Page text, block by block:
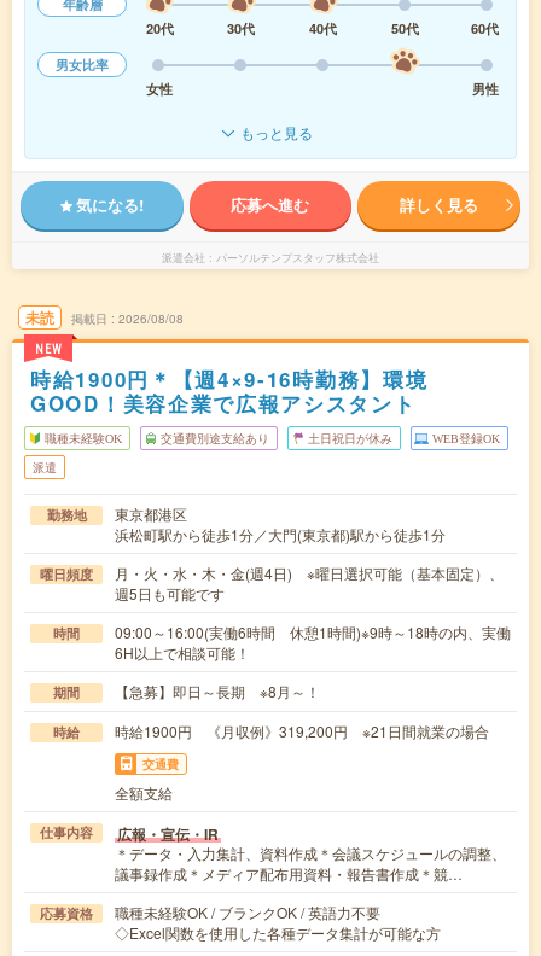
年齢層
20代
30代 40代 50代
60代
男女比率
女性
男性
もっと見る
気になる! 応募へ進む 詳しく見る
派遣会社 パーソルテンプスタッフ株式会社
未読
NEW
掲載日 2026/08/08
時給1900円＊【週4×9-16時勤務】環境
GOOD！美容企業で広報アシスタント
職種未経験OK 交通費別途支給あり 土日祝日が休み WEB登録OK
派遣
勤務地
東京都港区
浜松町駅から徒歩1分／大門(東京都)駅から徒歩1分
曜日頻度
月・火・水・木・金(週4日) ※曜日選択可能（基本固定）、
週5日も可能です
時間
09:00～16:00(実働6時間 休憩1時間)※9時～18時の内、実働
6H以上で相談可能！
期間 【急募】即日～長期 ※8月～！
時給 時給1900円 《月収例》319,200円 ※21日間就業の場合
交通費
全額支給
仕事内容 広報・宣伝・IR
＊データ・入力集計、資料作成＊会議スケジュールの調整、
議事録作成＊メディア配布用資料・報告書作成＊競…
応募資格
職種未経験OK / ブランクOK / 英語力不要
◇Excel関数を使用した各種データ集計が可能な方